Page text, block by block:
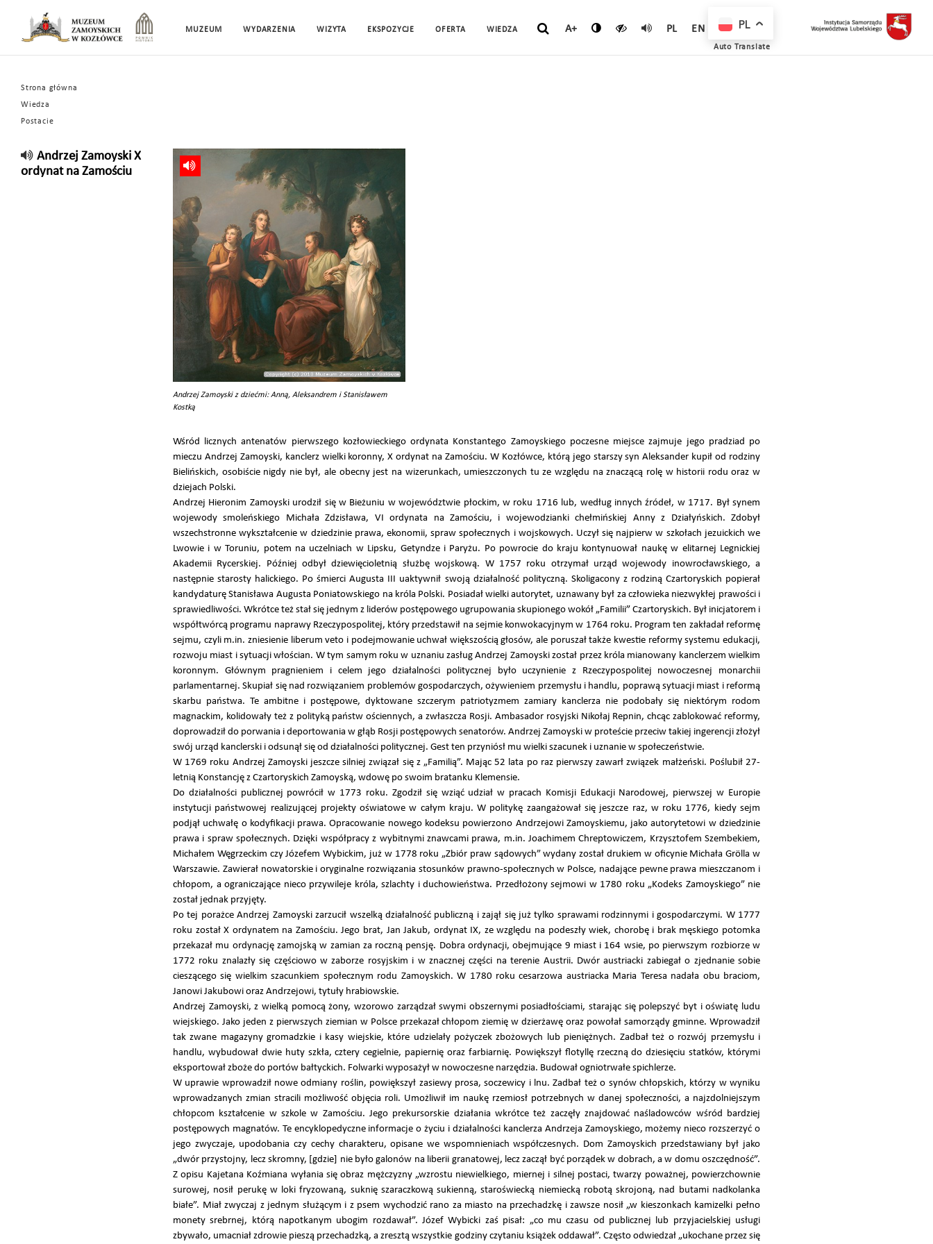
MUZEUM WYDARZENIA WIZYTA EKSPOZYCJE OFERTA WIEDZA A+ PL EN
Strona główna
Wiedza
Postacie
Andrzej Zamoyski X
ordynat na Zamościu
Andrzej Zamoyski z dziećmi: Anną, Aleksandrem i Stanisławem
Kostką
Wśród licznych antenatów pierwszego kozłowieckiego ordynata Konstantego Zamoyskiego poczesne miejsce zajmuje jego pradziad po
mieczu Andrzej Zamoyski, kanclerz wielki koronny, X ordynat na Zamościu. W Kozłówce, którą jego starszy syn Aleksander kupił od rodziny
Bielińskich, osobiście nigdy nie był, ale obecny jest na wizerunkach, umieszczonych tu ze względu na znaczącą rolę w historii rodu oraz w
dziejach Polski.
Andrzej Hieronim Zamoyski urodził się w Bieżuniu w województwie płockim, w roku 1716 lub, według innych źródeł, w 1717. Był synem
wojewody smoleńskiego Michała Zdzisława, VI ordynata na Zamościu, i wojewodzianki chełmińskiej Anny z Działyńskich. Zdobył
wszechstronne wykształcenie w dziedzinie prawa, ekonomii, spraw społecznych i wojskowych. Uczył się najpierw w szkołach jezuickich we
Lwowie i w Toruniu, potem na uczelniach w Lipsku, Getyndze i Paryżu. Po powrocie do kraju kontynuował naukę w elitarnej Legnickiej
Akademii Rycerskiej. Później odbył dziewięcioletnią służbę wojskową. W 1757 roku otrzymał urząd wojewody inowrocławskiego, a
następnie starosty halickiego. Po śmierci Augusta III uaktywnił swoją działalność polityczną. Skoligacony z rodziną Czartoryskich popierał
kandydaturę Stanisława Augusta Poniatowskiego na króla Polski. Posiadał wielki autorytet, uznawany był za człowieka niezwykłej prawości i
sprawiedliwości. Wkrótce też stał się jednym z liderów postępowego ugrupowania skupionego wokół „Familii” Czartoryskich. Był inicjatorem i
współtwórcą programu naprawy Rzeczypospolitej, który przedstawił na sejmie konwokacyjnym w 1764 roku. Program ten zakładał reformę
sejmu, czyli m.in. zniesienie liberum veto i podejmowanie uchwał większością głosów, ale poruszał także kwestie reformy systemu edukacji,
rozwoju miast i sytuacji włościan. W tym samym roku w uznaniu zasług Andrzej Zamoyski został przez króla mianowany kanclerzem wielkim
koronnym. Głównym pragnieniem i celem jego działalności politycznej było uczynienie z Rzeczypospolitej nowoczesnej monarchii
parlamentarnej. Skupiał się nad rozwiązaniem problemów gospodarczych, ożywieniem przemysłu i handlu, poprawą sytuacji miast i reformą
skarbu państwa. Te ambitne i postępowe, dyktowane szczerym patriotyzmem zamiary kanclerza nie podobały się niektórym rodom
magnackim, kolidowały też z polityką państw ościennych, a zwłaszcza Rosji. Ambasador rosyjski Nikołaj Repnin, chcąc zablokować reformy,
doprowadził do porwania i deportowania w głąb Rosji postępowych senatorów. Andrzej Zamoyski w proteście przeciw takiej ingerencji złożył
swój urząd kanclerski i odsunął się od działalności politycznej. Gest ten przyniósł mu wielki szacunek i uznanie w społeczeństwie.
W 1769 roku Andrzej Zamoyski jeszcze silniej związał się z „Familią”. Mając 52 lata po raz pierwszy zawarł związek małżeński. Poślubił 27-
letnią Konstancję z Czartoryskich Zamoyską, wdowę po swoim bratanku Klemensie.
Do działalności publicznej powrócił w 1773 roku. Zgodził się wziąć udział w pracach Komisji Edukacji Narodowej, pierwszej w Europie
instytucji państwowej realizującej projekty oświatowe w całym kraju. W politykę zaangażował się jeszcze raz, w roku 1776, kiedy sejm
podjął uchwałę o kodyfikacji prawa. Opracowanie nowego kodeksu powierzono Andrzejowi Zamoyskiemu, jako autorytetowi w dziedzinie
prawa i spraw społecznych. Dzięki współpracy z wybitnymi znawcami prawa, m.in. Joachimem Chreptowiczem, Krzysztofem Szembekiem,
Michałem Węgrzeckim czy Józefem Wybickim, już w 1778 roku „Zbiór praw sądowych” wydany został drukiem w oficynie Michała Grölla w
Warszawie. Zawierał nowatorskie i oryginalne rozwiązania stosunków prawno-społecznych w Polsce, nadające pewne prawa mieszczanom i
chłopom, a ograniczające nieco przywileje króla, szlachty i duchowieństwa. Przedłożony sejmowi w 1780 roku „Kodeks Zamoyskiego” nie
został jednak przyjęty.
Po tej porażce Andrzej Zamoyski zarzucił wszelką działalność publiczną i zajął się już tylko sprawami rodzinnymi i gospodarczymi. W 1777
roku został X ordynatem na Zamościu. Jego brat, Jan Jakub, ordynat IX, ze względu na podeszły wiek, chorobę i brak męskiego potomka
przekazał mu ordynację zamojską w zamian za roczną pensję. Dobra ordynacji, obejmujące 9 miast i 164 wsie, po pierwszym rozbiorze w
1772 roku znalazły się częściowo w zaborze rosyjskim i w znacznej części na terenie Austrii. Dwór austriacki zabiegał o zjednanie sobie
cieszącego się wielkim szacunkiem społecznym rodu Zamoyskich. W 1780 roku cesarzowa austriacka Maria Teresa nadała obu braciom,
Janowi Jakubowi oraz Andrzejowi, tytuły hrabiowskie.
Andrzej Zamoyski, z wielką pomocą żony, wzorowo zarządzał swymi obszernymi posiadłościami, starając się polepszyć byt i oświatę ludu
wiejskiego. Jako jeden z pierwszych ziemian w Polsce przekazał chłopom ziemię w dzierżawę oraz powołał samorządy gminne. Wprowadził
tak zwane magazyny gromadzkie i kasy wiejskie, które udzielały pożyczek zbożowych lub pieniężnych. Zadbał też o rozwój przemysłu i
handlu, wybudował dwie huty szkła, cztery cegielnie, papiernię oraz farbiarnię. Powiększył flotyllę rzeczną do dziesięciu statków, którymi
eksportował zboże do portów bałtyckich. Folwarki wyposażył w nowoczesne narzędzia. Budował ogniotrwałe spichlerze.
W uprawie wprowadził nowe odmiany roślin, powiększył zasiewy prosa, soczewicy i lnu. Zadbał też o synów chłopskich, którzy w wyniku
wprowadzanych zmian stracili możliwość objęcia roli. Umożliwił im naukę rzemiosł potrzebnych w danej społeczności, a najzdolniejszym
chłopcom kształcenie w szkole w Zamościu. Jego prekursorskie działania wkrótce też zaczęły znajdować naśladowców wśród bardziej
postępowych magnatów. Te encyklopedyczne informacje o życiu i działalności kanclerza Andrzeja Zamoyskiego, możemy nieco rozszerzyć o
jego zwyczaje, upodobania czy cechy charakteru, opisane we wspomnieniach współczesnych. Dom Zamoyskich przedstawiany był jako
„dwór przystojny, lecz skromny, [gdzie] nie było galonów na liberii granatowej, lecz zaczął być porządek w dobrach, a w domu oszczędność”.
Z opisu Kajetana Koźmiana wyłania się obraz mężczyzny „wzrostu niewielkiego, miernej i silnej postaci, twarzy poważnej, powierzchownie
surowej, nosił perukę w loki fryzowaną, suknię szaraczkową sukienną, staroświecką niemiecką robotą skrojoną, nad butami nadkolanka
białe”. Miał zwyczaj z jednym służącym i z psem wychodzić rano za miasto na przechadzkę i zawsze nosił „w kieszonkach kamizelki pełno
monety srebrnej, którą napotkanym ubogim rozdawał”. Józef Wybicki zaś pisał: „co mu czasu od publicznej lub przyjacielskiej usługi
zbywało, umacniał zdrowie pieszą przechadzką, a zresztą wszystkie godziny czytaniu książek oddawał”. Często odwiedzał „ukochane przez się
PL
Auto Translate